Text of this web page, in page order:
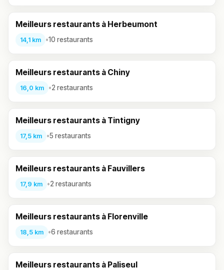
Meilleurs restaurants à Herbeumont
14,1 km •10 restaurants
Meilleurs restaurants à Chiny
16,0 km •2 restaurants
Meilleurs restaurants à Tintigny
17,5 km •5 restaurants
Meilleurs restaurants à Fauvillers
17,9 km •2 restaurants
Meilleurs restaurants à Florenville
18,5 km •6 restaurants
Meilleurs restaurants à Paliseul